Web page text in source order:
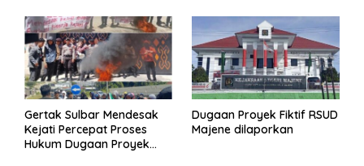
Gertak Sulbar Mendesak
Kejati Percepat Proses
Hukum Dugaan Proyek
Dugaan Proyek Fiktif RSUD
Majene dilaporkan